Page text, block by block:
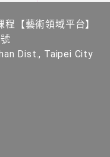
【​藝術領域平台】
Dist., Taipei City